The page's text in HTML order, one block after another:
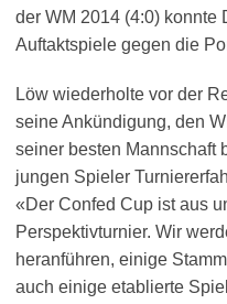
der WM 2014 (4:0) konnte
Auftaktspiele gegen die
Löw wiederholte vor der
seine Ankündigung, den
seiner besten Mannschaft
jungen Spieler
«Der Confed Cup ist aus
Perspektivturnier. Wir
heranführen, einige
auch einige etablierte